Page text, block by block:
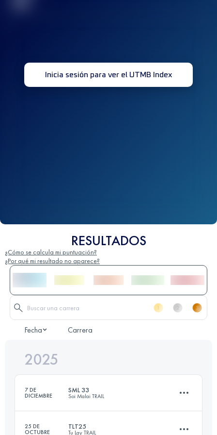
Inicia sesión para ver el UTMB Index
RESULTADOS
¿Cómo se calcula mi puntuación?
¿Por qué mi resultado no aparece?
Fecha Carrera
2025
7 DE
DICIEMBRE
SML 33
Soi Malai TRAIL
25 DE
OCTUBRE
TLT25
Tu Lay TRAIL